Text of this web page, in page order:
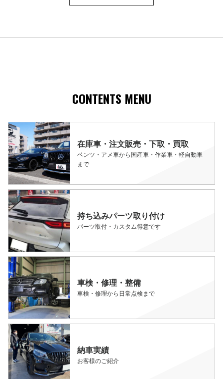
CONTENTS MENU
在庫車・注文販売・下取・買取
ベンツ・アメ車から国産車・作業車・軽自動車
まで
持ち込みパーツ取り付け
パーツ取付・カスタム得意です
車検・修理・整備
車検・修理から日常点検まで
納車実績
お客様のご紹介